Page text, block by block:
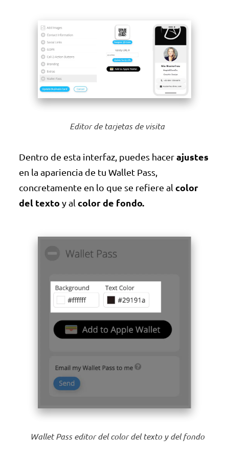
Editor de tarjetas de visita
Dentro de esta interfaz, puedes hacerajustes
en la apariencia de tu Wallet Pass,
concretamente en lo que se refiere alcolor
del texto y alcolor de fondo.
Wallet Pass editor del color del texto y del fondo